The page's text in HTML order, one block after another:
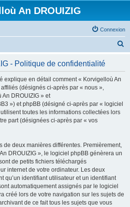
An DROUIZIG
Connexion
- Politique de confidentialité
explique en détail comment « Korvigelloù An
(désignés ci-après par « nous »,
DROUIZIG » et
») et phpBB (désigné ci-après par « logiciel
toutes les informations collectées lors
part (désignées ci-après par « vos
de deux manières différentes. Premièrement,
DROUIZIG », le logiciel phpBB génèrera un
de petits fichiers téléchargés
internet de votre ordinateur. Les deux
qu’un identifiant utilisateur et un identifiant
automatiquement assignés par le logiciel
créé lors de votre navigation sur les sujets de
de ce fait tous les sujets que vous